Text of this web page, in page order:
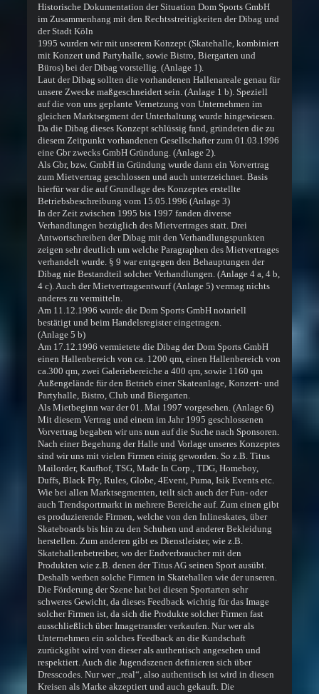
Historische Dokumentation der Situation Dom Sports GmbH
im Zusammenhang mit den Rechtsstreitigkeiten der Dibag und
der Stadt Köln
1995 wurden wir mit unserem Konzept (Skatehalle, kombiniert
mit Konzert und Partyhalle, sowie Bistro, Biergarten und
Büros) bei der Dibag vorstellig. (Anlage 1).
Laut der Dibag sollten die vorhandenen Hallenareale genau für
unsere Zwecke maßgeschneidert sein. (Anlage 1 b). Speziell
auf die von uns geplante Vernetzung von Unternehmen im
gleichen Marktsegment der Unterhaltung wurde hingewiesen.
Da die Dibag dieses Konzept schlüssig fand, gründeten die zu
diesem Zeitpunkt vorhandenen Gesellschafter zum 01.03.1996
eine Gbr zwecks GmbH Gründung. (Anlage 2).
Als Gbr, bzw. GmbH in Gründung wurde dann ein Vorvertrag
zum Mietvertrag geschlossen und auch unterzeichnet. Basis
hierfür war die auf Grundlage des Konzeptes erstellte
Betriebsbeschreibung vom 15.05.1996 (Anlage 3)
In der Zeit zwischen 1995 bis 1997 fanden diverse
Verhandlungen bezüglich des Mietvertrages statt. Drei
Antwortschreiben der Dibag mit den Verhandlungspunkten
zeigen sehr deutlich um welche Paragraphen des Mietvertrages
verhandelt wurde. § 9 war entgegen den Behauptungen der
Dibag nie Bestandteil solcher Verhandlungen. (Anlage 4 a, 4 b,
4 c). Auch der Mietvertragsentwurf (Anlage 5) vermag nichts
anderes zu vermitteln.
Am 11.12.1996 wurde die Dom Sports GmbH notariell
bestätigt und beim Handelsregister eingetragen.
(Anlage 5 b)
Am 17.12.1996 vermietete die Dibag der Dom Sports GmbH
einen Hallenbereich von ca. 1200 qm, einen Hallenbereich von
ca.300 qm, zwei Galeriebereiche a 400 qm, sowie 1160 qm
Außengelände für den Betrieb einer Skateanlage, Konzert- und
Partyhalle, Bistro, Club und Biergarten.
Als Mietbeginn war der 01. Mai 1997 vorgesehen. (Anlage 6)
Mit diesem Vertrag und einem im Jahr 1995 geschlossenen
Vorvertrag begaben wir uns nun auf die Suche nach Sponsoren.
Nach einer Begehung der Halle und Vorlage unseres Konzeptes
sind wir uns mit vielen Firmen einig geworden. So z.B. Titus
Mailorder, Kaufhof, TSG, Made In Corp., TDG, Homeboy,
Duffs, Black Fly, Rules, Globe, 4Event, Puma, Isik Events etc.
Wie bei allen Marktsegmenten, teilt sich auch der Fun- oder
auch Trendsportmarkt in mehrere Bereiche auf. Zum einen gibt
es produzierende Firmen, welche von den Inlineskates, über
Skateboards bis hin zu den Schuhen und anderer Bekleidung
herstellen. Zum anderen gibt es Dienstleister, wie z.B.
Skatehallenbetreiber, wo der Endverbraucher mit den
Produkten wie z.B. denen der Titus AG seinen Sport ausübt.
Deshalb werben solche Firmen in Skatehallen wie der unseren.
Die Förderung der Szene hat bei diesen Sportarten sehr
schweres Gewicht, da dieses Feedback wichtig für das Image
solcher Firmen ist, da sich die Produkte solcher Firmen fast
ausschließlich über Imagetransfer verkaufen. Nur wer als
Unternehmen ein solches Feedback an die Kundschaft
zurückgibt wird von dieser als authentisch angesehen und
respektiert. Auch die Jugendszenen definieren sich über
Dresscodes. Nur wer „real“, also authentisch ist wird in diesen
Kreisen als Marke akzeptiert und auch gekauft. Die